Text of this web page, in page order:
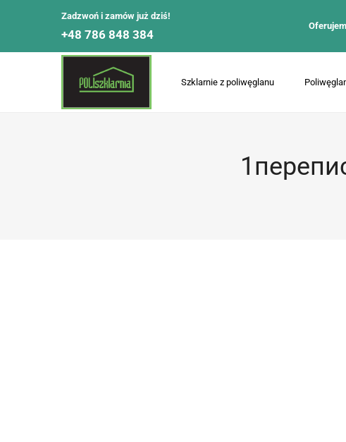
Zadzwoń i zamów już dziś!
+48 786 848 384
Szklarnie z poliwęglanu